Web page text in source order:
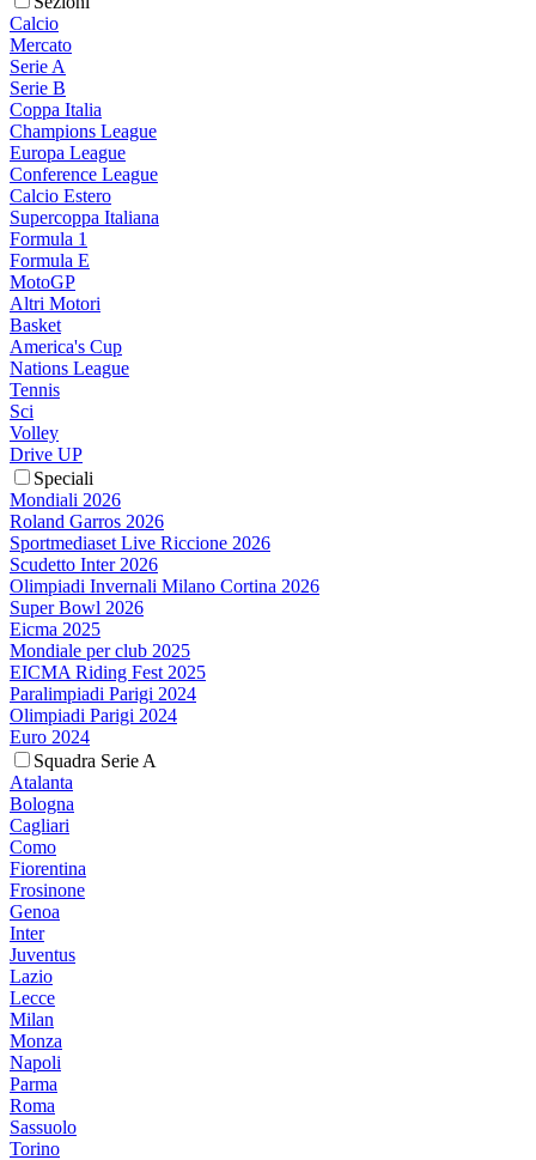
Calcio
Mercato
Serie A
Serie B
Coppa Italia
Champions League
Europa League
Conference League
Calcio Estero
Supercoppa Italiana
Formula 1
Formula E
MotoGP
Altri Motori
Basket
America's Cup
Nations League
Tennis
Sci
Volley
Drive UP
Speciali
Mondiali 2026
Roland Garros 2026
Sportmediaset Live Riccione 2026
Scudetto Inter 2026
Olimpiadi Invernali Milano Cortina 2026
Super Bowl 2026
Eicma 2025
Mondiale per club 2025
EICMA Riding Fest 2025
Paralimpiadi Parigi 2024
Olimpiadi Parigi 2024
Euro 2024
Squadra Serie A
Atalanta
Bologna
Cagliari
Como
Fiorentina
Frosinone
Genoa
Inter
Juventus
Lazio
Lecce
Milan
Monza
Napoli
Parma
Roma
Sassuolo
Torino